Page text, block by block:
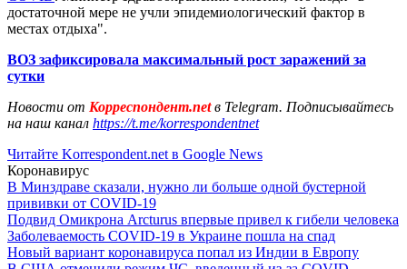
достаточной мере не учли эпидемиологический фактор в
местах отдыха".
ВОЗ зафиксировала максимальный рост заражений за
сутки
Новости от Корреспондент.netв Telegram. Подписывайтесь
на наш канал https://t.me/korrespondentnet
Читайте Korrespondent.net в Google News
Коронавирус
В Минздраве сказали, нужно ли больше одной бустерной
прививки от COVID-19
Подвид Омикрона Arcturus впервые привел к гибели человека
Заболеваемость COVID-19 в Украине пошла на спад
Новый вариант коронавируса попал из Индии в Европу